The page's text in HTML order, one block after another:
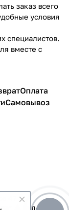
заказ всего
условия
специалистов.
вместе с
Оплата
Самовывоз
47